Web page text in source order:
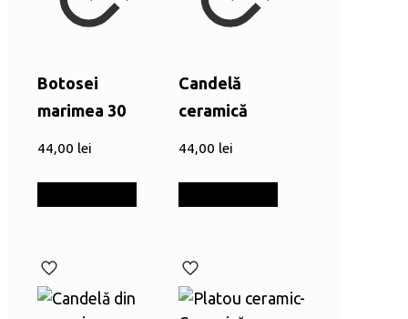
Botosei
marimea 30
44,00 lei
Candelă
ceramică
44,00 lei